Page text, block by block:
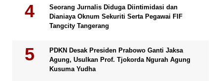
Seorang Jurnalis Diduga Diintimidasi dan
Dianiaya Oknum Sekuriti Serta Pegawai FIF
Tangcity Tangerang
PDKN Desak Presiden Prabowo Ganti Jaksa
Agung, Usulkan Prof. Tjokorda Ngurah Agung
Kusuma Yudha